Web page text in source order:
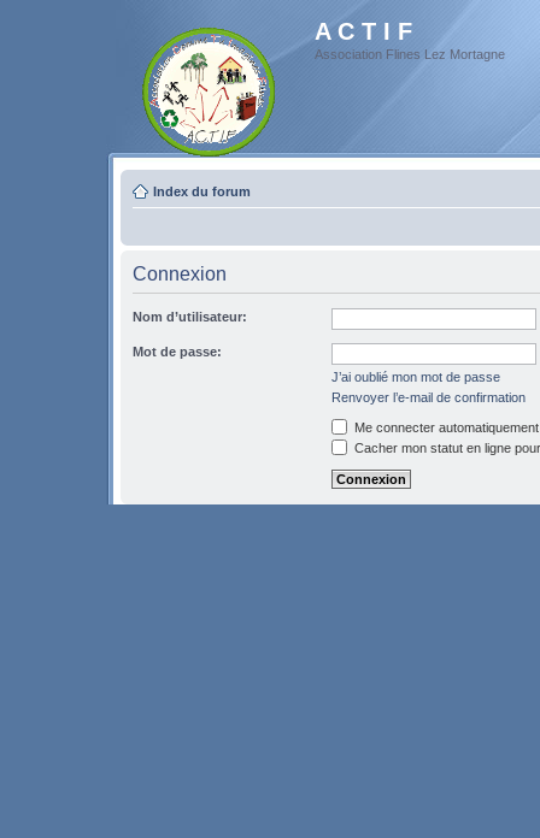
A C T I F
Association Flines Lez Mortagne
Index du forum
Connexion
Nom d’utilisateur:
Mot de passe:
J’ai oublié mon mot de passe
Renvoyer l’e-mail de confirmation
Me connecter
Cacher mon statut en ligne